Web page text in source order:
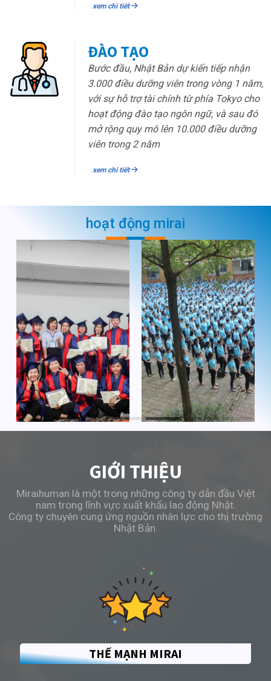
xem chi tiết
ĐÀO TẠO
Bước đầu, Nhật Bản dự kiến tiếp nhận
3.000 điều dưỡng viên trong vòng 1 năm,
với sự hỗ trợ tài chính từ phía Tokyo cho
hoạt động đào tạo ngôn ngữ, và sau đó
mở rộng quy mô lên 10.000 điều dưỡng
viên trong 2 năm
xem chi tiết
hoạt động mirai
GIỚI THIỆU
Miraihuman là một trong những công ty dẫn đầu Việt
nam trong lĩnh vực xuất khẩu lao động Nhật.
Công ty chuyên cung ứng nguồn nhân lực cho thị trường
Nhật Bản.
THẾ MẠNH MIRAI